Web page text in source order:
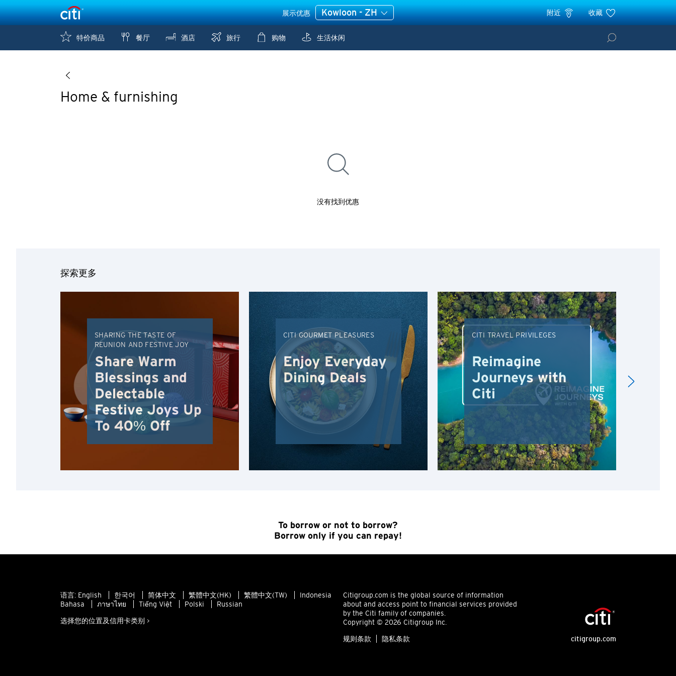
展示优惠 Kowloon - ZH 附近 收藏
特价商品 餐厅 酒店 旅行 购物 生活休闲
Home & furnishing
没有找到优惠
最新
从A到Z
从Z到A
显示结果
探索更多
SHARING THE TASTE OF
REUNION AND FESTIVE JOY
Share Warm
Blessings and
Delectable
Festive Joys Up
To 40% Off
CITI GOURMET PLEASURES
Enjoy Everyday
Dining Deals
CITI TRAVEL PRIVILEGES
Reimagine
Journeys with
Citi
To borrow or not to borrow?
Borrow only if you can repay!
语言: English 한국어 简体中文 繁體中文(HK) 繁體中文(TW)
Indonesia
Bahasa
ภาษาไทย Tiếng Việt Polski Russian
选择您的位置及信用卡类别 >
Citigroup.com is the global source of information
about and access point to financial services provided
by the Citi family of companies.
Copyright © 2026 Citigroup Inc.
规则条款 隐私条款 citigroup.com
选择语言
东京, 日本
悉尼, 澳大利亚
新加坡
曼谷, 泰国
香港
香港
香港岛, 香港
H